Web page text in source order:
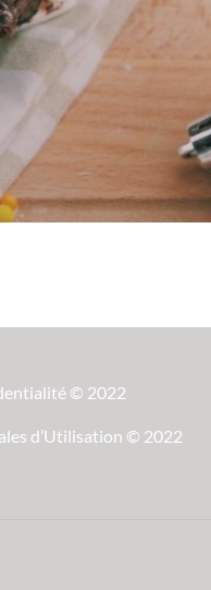
© 2022
d’Utilisation © 2022